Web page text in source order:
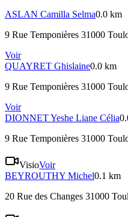
ASLAN Camilla Selma0.0 km
9 Rue Temponières 31000
Voir
QUAYRET Ghislaine0.0 km
9 Rue Temponières 31000
Voir
DIONNETYeshe Liane Célia
9 Rue Temponières 31000
VisioVoir
BEYROUTHY Michel0.1 km
20 Rue des Changes 31000